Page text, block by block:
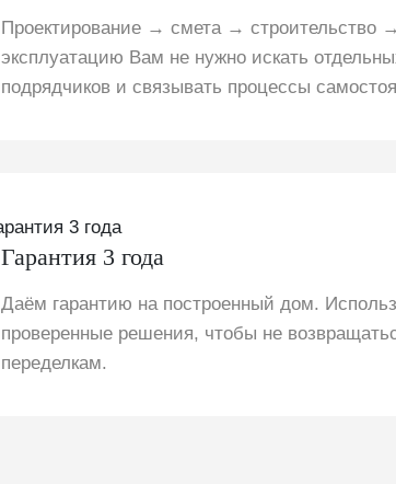
Проектирование → смета → строительство
эксплуатацию Вам не нужно искать
подрядчиков и связывать процессы
Гарантия 3 года
Даём гарантию на построенный дом.
проверенные решения, чтобы не
переделкам.